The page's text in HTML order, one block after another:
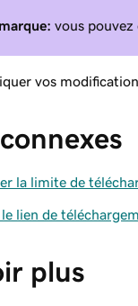
vous pouvez
vos
la limite de
le lien de
plus